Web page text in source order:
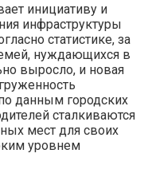
инициативу и
инфраструктуры
статистике, за
нуждающихся в
выросло, и новая
данным городских
сталкиваются
мест для своих
уровнем